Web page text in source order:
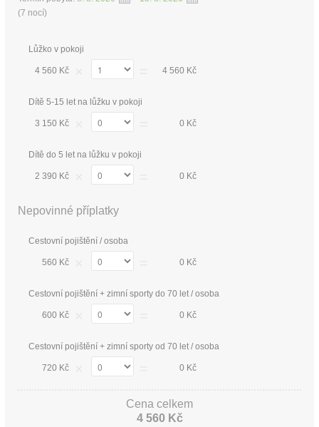
(7 nocí)
Lůžko v pokoji
4 560 Kč 4 560 Kč
Dítě 5-15 let na lůžku v pokoji
3 150 Kč 0 Kč
Dítě do 5 let na lůžku v pokoji
2 390 Kč 0 Kč
Nepovinné příplatky
Cestovní pojištění / osoba
560 Kč 0 Kč
Cestovní pojištění + zimní sporty do 70 let / osoba
600 Kč 0 Kč
Cestovní pojištění + zimní sporty od 70 let / osoba
720 Kč 0 Kč
Cena celkem
4 560 Kč